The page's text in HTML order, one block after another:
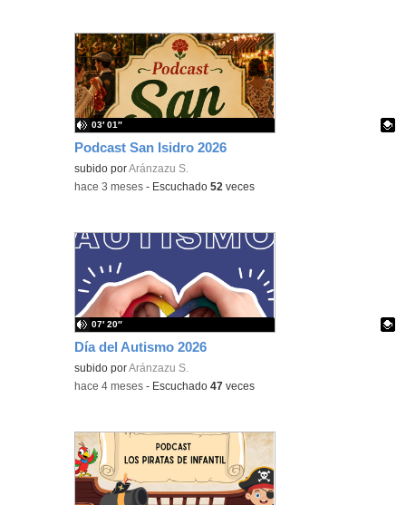
Podcast San Isidro 2026
Contenido educativo.
subido porAránzazu S.
03′ 01″
-hace 3 meses - Escuchado52 veces
Día del Autismo 2026
Contenido educativo.
subido porAránzazu S.
07′ 20″
-hace 4 meses - Escuchado47 veces